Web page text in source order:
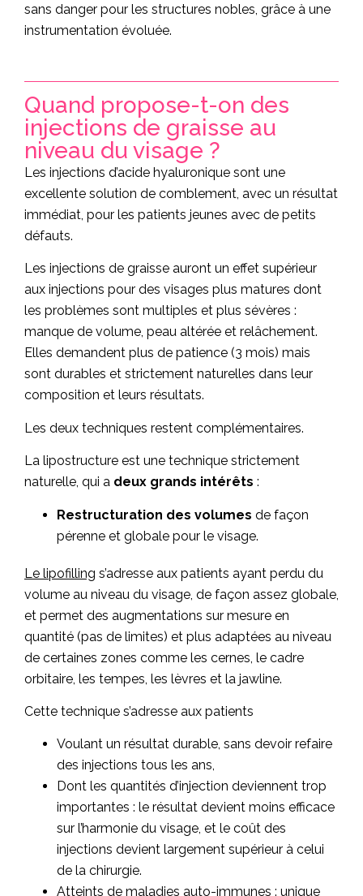
sans danger pour les structures nobles, grâce à une
instrumentation évoluée.
Quand propose-t-on des
injections de graisse au
niveau du visage ?
Les injections d’acide hyaluronique sont une
excellente solution de comblement, avec un résultat
immédiat, pour les patients jeunes avec de petits
défauts.
Les injections de graisse auront un effet supérieur
aux injections pour des visages plus matures dont
les problèmes sont multiples et plus sévères :
manque de volume, peau altérée et relâchement.
Elles demandent plus de patience (3 mois) mais
sont durables et strictement naturelles dans leur
composition et leurs résultats.
Les deux techniques restent complémentaires.
La lipostructure est une technique strictement
naturelle, qui a deux grands intérêts :
Restructuration des volumes de façon
pérenne et globale pour le visage.
Le lipofilling s’adresse aux patients ayant perdu du
volume au niveau du visage, de façon assez globale,
et permet des augmentations sur mesure en
quantité (pas de limites) et plus adaptées au niveau
de certaines zones comme les cernes, le cadre
orbitaire, les tempes, les lèvres et la jawline.
Cette technique s’adresse aux patients
Voulant un résultat durable, sans devoir refaire
des injections tous les ans,
Dont les quantités d’injection deviennent trop
importantes : le résultat devient moins efficace
sur l’harmonie du visage, et le coût des
injections devient largement supérieur à celui
de la chirurgie.
Atteints de maladies auto-immunes : unique